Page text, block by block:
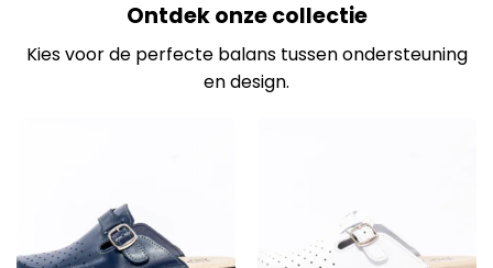
Ontdek onze collectie
Kies voor de perfecte balans tussen ondersteuning
en design.